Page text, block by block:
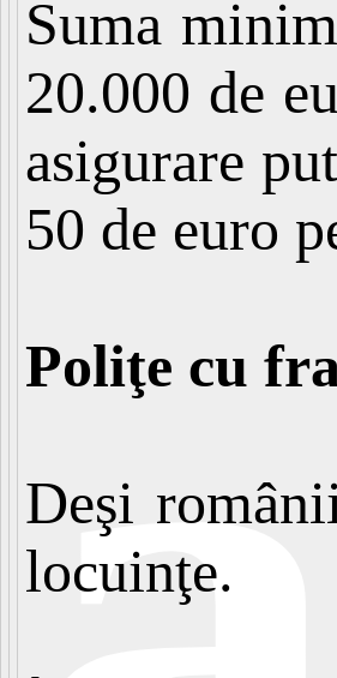
Suma
20.000 de
asigurare
50 de euro
Poliţe cu
Deşi
locuinţe.